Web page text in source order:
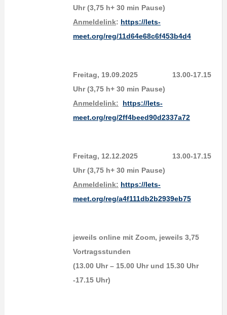
Uhr (3,75 h+ 30 min Pause)
Anmeldelink: https://lets-
meet.org/reg/11d64e68c6f453b4d4
Freitag, 19.09.2025 13.00-17.15
Uhr (3,75 h+ 30 min Pause)
Anmeldelink:
https://lets-
meet.org/reg/2ff4beed90d2337a72
Freitag, 12.12.2025 13.00-17.15
Uhr (3,75 h+ 30 min Pause)
Anmeldelink: https://lets-
meet.org/reg/a4f111db2b2939eb75
jeweils online mit Zoom, jeweils 3,75
Vortragsstunden
(13.00 Uhr – 15.00 Uhr und 15.30 Uhr
-17.15 Uhr)